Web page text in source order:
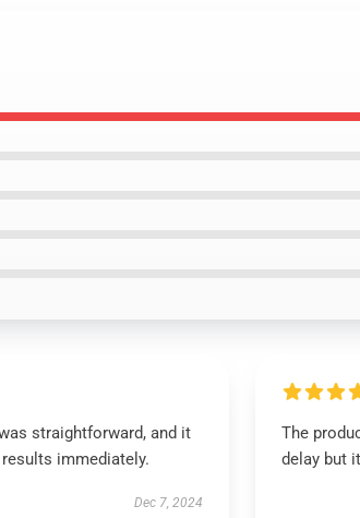
straightforward, and it
immediately.
Dec 7, 2024
The
delay but